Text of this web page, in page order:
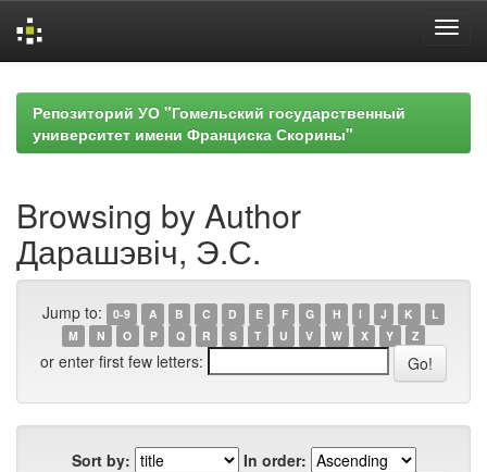
navigationРепозиторий УО "Гомельский государственный
университет имени Франциска Скорины"
Browsing by Author
Дарашэвіч, Э.С.
Jump to: 0-9 A B C D E F G H I J K
L
M
N O P Q R S T U V W X Y Z
or enter first few letters:
Sort by:
In order: